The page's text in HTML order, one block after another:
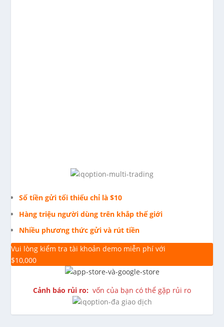
Số tiền gửi tối thiểu chỉ là $10
Hàng triệu người dùng trên khắp thế giới
Nhiều phương thức gửi và rút tiền
Vui lòng kiểm tra tài khoản demo miễn phí với
$10,000
Cảnh báo rủi ro: vốn của bạn có thể gặp rủi ro